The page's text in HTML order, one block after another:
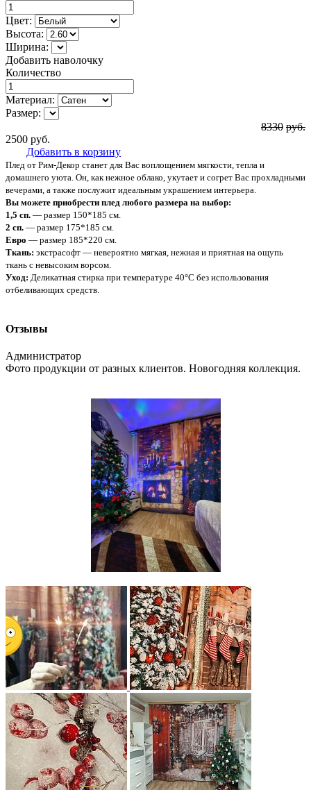
Цвет:
Высота:
Ширина:
Добавить наволочку
Количество
Материал:
Размер:
8330 руб.
2500 руб.
Добавить в корзину
Плед от Рим-Декор станет для Вас воплощением мягкости, тепла и
домашнего уюта. Он, как нежное облако, укутает и согрет Вас прохладными
вечерами, а также послужит идеальным украшением интерьера.
Вы можете приобрести плед любого размера на выбор:
1,5 сп. — размер 150*185 см.
2 сп. — размер 175*185 см.
Евро — размер 185*220 см.
Ткань: экстрасофт — невероятно мягкая, нежная и приятная на ощупь
ткань с невысоким ворсом.
Уход: Деликатная стирка при температуре 40°С без использования
отбеливающих средств.
Отзывы
Администратор
Фото продукции от разных клиентов. Новогодняя коллекция.